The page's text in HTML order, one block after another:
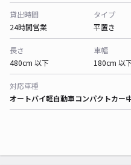
貸出時間
24時間営業
タイプ
平置き
長さ
480cm 以下
車幅
180cm 以
対応車種
オートバイ軽自動車コンパクトカー